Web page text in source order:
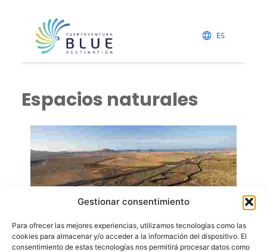
Gestionar consentimiento
Para ofrecer las mejores experiencias, utilizamos tecnologías como las
cookies para almacenar y/o acceder a la información del dispositivo. El
consentimiento de estas tecnologías nos permitirá procesar datos como